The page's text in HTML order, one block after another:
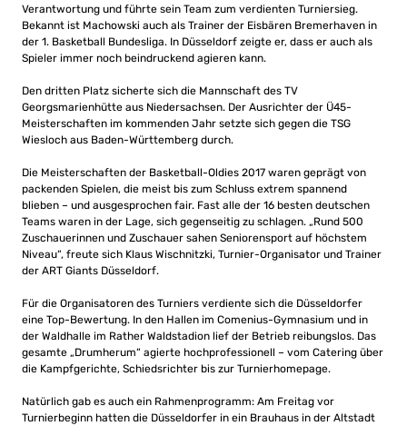
Verantwortung und führte sein Team zum verdienten Turniersieg.
Bekannt ist Machowski auch als Trainer der Eisbären Bremerhaven in
der 1. Basketball Bundesliga. In Düsseldorf zeigte er, dass er auch als
Spieler immer noch beindruckend agieren kann.
Den dritten Platz sicherte sich die Mannschaft des TV
Georgsmarienhütte aus Niedersachsen. Der Ausrichter der Ü45-
Meisterschaften im kommenden Jahr setzte sich gegen die TSG
Wiesloch aus Baden-Württemberg durch.
Die Meisterschaften der Basketball-Oldies 2017 waren geprägt von
packenden Spielen, die meist bis zum Schluss extrem spannend
blieben – und ausgesprochen fair. Fast alle der 16 besten deutschen
Teams waren in der Lage, sich gegenseitig zu schlagen. „Rund 500
Zuschauerinnen und Zuschauer sahen Seniorensport auf höchstem
Niveau“, freute sich Klaus Wischnitzki, Turnier-Organisator und Trainer
der ART Giants Düsseldorf.
Für die Organisatoren des Turniers verdiente sich die Düsseldorfer
eine Top-Bewertung. In den Hallen im Comenius-Gymnasium und in
der Waldhalle im Rather Waldstadion lief der Betrieb reibungslos. Das
gesamte „Drumherum“ agierte hochprofessionell – vom Catering über
die Kampfgerichte, Schiedsrichter bis zur Turnierhomepage.
Natürlich gab es auch ein Rahmenprogramm: Am Freitag vor
Turnierbeginn hatten die Düsseldorfer in ein Brauhaus in der Altstadt